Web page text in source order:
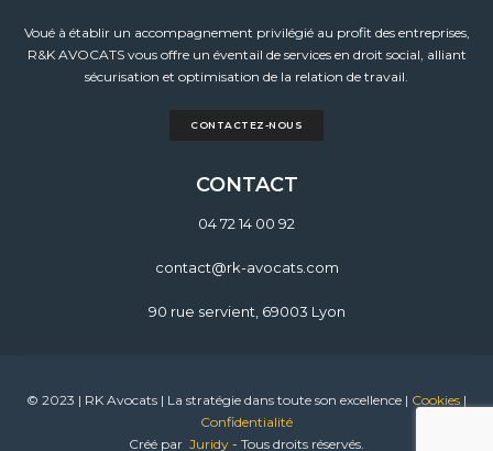
Voué à établir un accompagnement privilégié au profit des entreprises,
R&K AVOCATS vous offre un éventail de services en droit social, alliant
sécurisation et optimisation de la relation de travail.
CONTACTEZ-NOUS
CONTACT
04 72 14 00 92
contact@rk-avocats.com
90 rue servient, 69003 Lyon
© 2023 | RK Avocats | La stratégie dans toute son excellence | Cookies |
Confidentialité
Créé par Juridy - Tous droits réservés.